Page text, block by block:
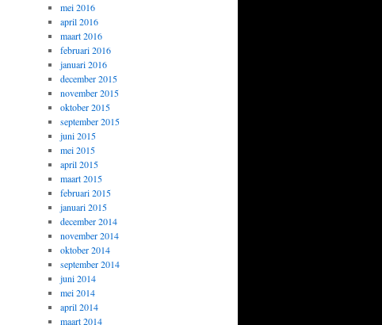
mei 2016
april 2016
maart 2016
februari 2016
januari 2016
december 2015
november 2015
oktober 2015
september 2015
juni 2015
mei 2015
april 2015
maart 2015
februari 2015
januari 2015
december 2014
november 2014
oktober 2014
september 2014
juni 2014
mei 2014
april 2014
maart 2014